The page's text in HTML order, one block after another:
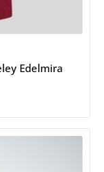
Edelmira